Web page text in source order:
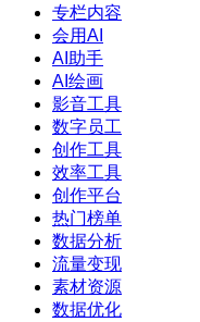
专栏内容
会用AI
AI助手
AI绘画
影音工具
数字员工
创作工具
效率工具
创作平台
热门榜单
数据分析
流量变现
素材资源
数据优化